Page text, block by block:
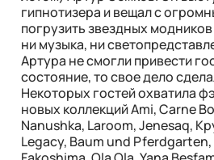
гипнотизера и вещал с
погрузить звездных
ни музыка, ни
Артура не смогли привести
состояние, то свое дело
Некоторых гостей охватила
новых коллекций Ami, Carne
Nanushka, Laroom, Jenesaq,
Legacy, Baum und